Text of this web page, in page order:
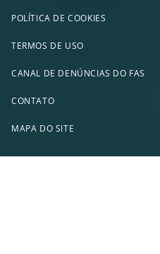
POLÍTICA DE COOKIES
TERMOS DE USO
CANAL DE DENÚNCIAS DO FAS
CONTATO
MAPA DO SITE